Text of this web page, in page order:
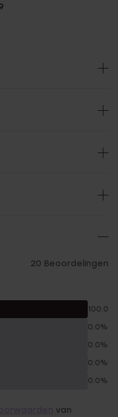
20 Beoordelingen
100.0%
0.0%
0.0%
0.0%
0.0%
van